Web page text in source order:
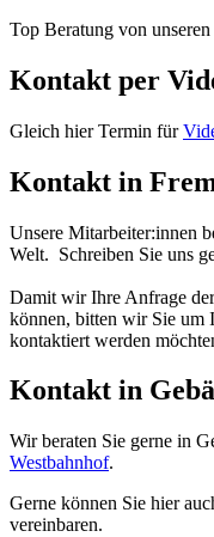
Top Beratung von unseren
Kontakt per
Gleich hier Termin für
Kontakt in
Unsere Mitarbeiter:innen
Welt. Schreiben Sie uns
Damit wir Ihre Anfrage
können, bitten wir Sie um
kontaktiert werden
Kontakt in
Wir beraten Sie gerne in
Westbahnhof.
Gerne können Sie hier
vereinbaren.